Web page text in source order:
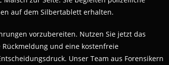
auf dem Silbertablett erhalten.
vorzubereiten. Nutzen Sie jetzt das
und eine kostenfreie
Unser Team aus Forensikern